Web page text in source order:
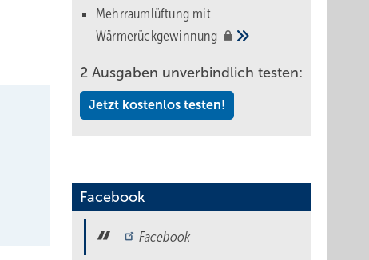
Mehrraumlüftung mit
Wärmerückgewinnung
2 Ausgaben unverbindlich testen:
Jetzt kostenlos testen!
Facebook
Facebook